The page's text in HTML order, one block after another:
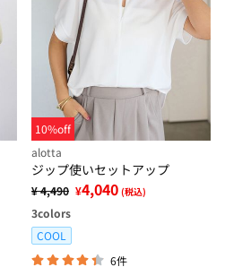
10%off
alotta
ジップ使いセットアップ
¥ 4,490 ¥4,040 (税込)
3colors
COOL
6件